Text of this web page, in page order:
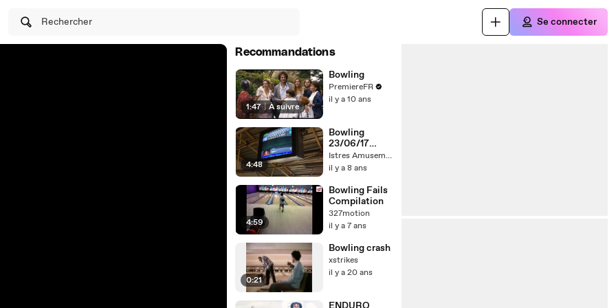
Rechercher Se connecter
Recommandations
1:47 | À suivre
Bowling
PremiereFR
il y a 10 ans
4:48
Bowling
23/06/17
(5/5)
Istres Amusement
il y a 8 ans
4:59
Bowling Fails
Compilation
327motion
il y a 7 ans
0:21
Bowling crash
xstrikes
il y a 20 ans